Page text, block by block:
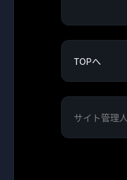
TOPへ
サイト管理人